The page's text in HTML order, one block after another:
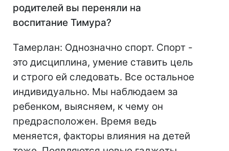
родителей вы переняли на
воспитание Тимура?
Тамерлан: Однозначно спорт. Спорт -
это дисциплина, умение ставить цель
и строго ей следовать. Все остальное
индивидуально. Мы наблюдаем за
ребенком, выясняем, к чему он
предрасположен. Время ведь
меняется, факторы влияния на детей